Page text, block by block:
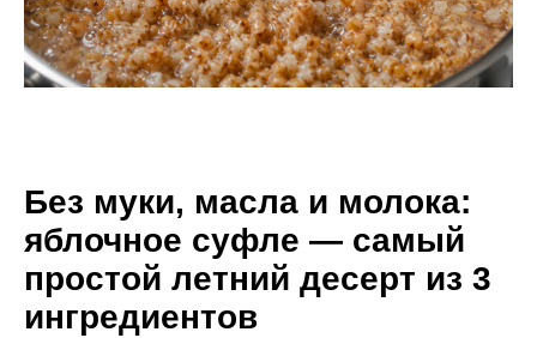
Без муки, масла и молока:
яблочное суфле — самый
простой летний десерт из 3
ингредиентов